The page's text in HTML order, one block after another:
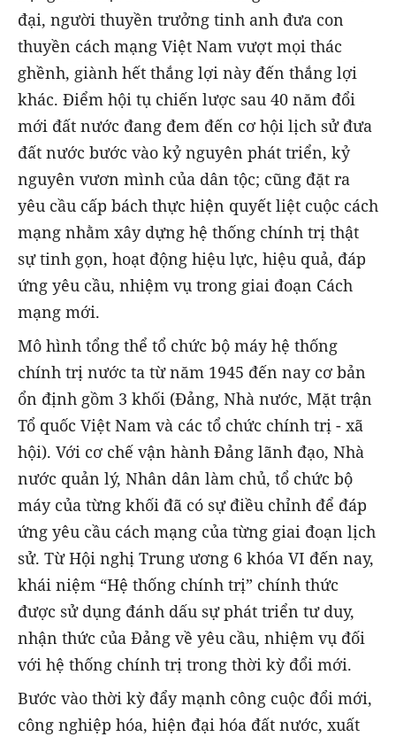
đại, người thuyền trưởng tinh anh đưa con
thuyền cách mạng Việt Nam vượt mọi thác
ghềnh, giành hết thắng lợi này đến thắng lợi
khác. Điểm hội tụ chiến lược sau 40 năm đổi
mới đất nước đang đem đến cơ hội lịch sử đưa
đất nước bước vào kỷ nguyên phát triển, kỷ
nguyên vươn mình của dân tộc; cũng đặt ra
yêu cầu cấp bách thực hiện quyết liệt cuộc cách
mạng nhằm xây dựng hệ thống chính trị thật
sự tinh gọn, hoạt động hiệu lực, hiệu quả, đáp
ứng yêu cầu, nhiệm vụ trong giai đoạn Cách
mạng mới.
Mô hình tổng thể tổ chức bộ máy hệ thống
chính trị nước ta từ năm 1945 đến nay cơ bản
ổn định gồm 3 khối (Đảng, Nhà nước, Mặt trận
Tổ quốc Việt Nam và các tổ chức chính trị - xã
hội). Với cơ chế vận hành Đảng lãnh đạo, Nhà
nước quản lý, Nhân dân làm chủ, tổ chức bộ
máy của từng khối đã có sự điều chỉnh để đáp
ứng yêu cầu cách mạng của từng giai đoạn lịch
sử. Từ Hội nghị Trung ương 6 khóa VI đến nay,
khái niệm “Hệ thống chính trị” chính thức
được sử dụng đánh dấu sự phát triển tư duy,
nhận thức của Đảng về yêu cầu, nhiệm vụ đối
với hệ thống chính trị trong thời kỳ đổi mới.
Bước vào thời kỳ đẩy mạnh công cuộc đổi mới,
công nghiệp hóa, hiện đại hóa đất nước, xuất